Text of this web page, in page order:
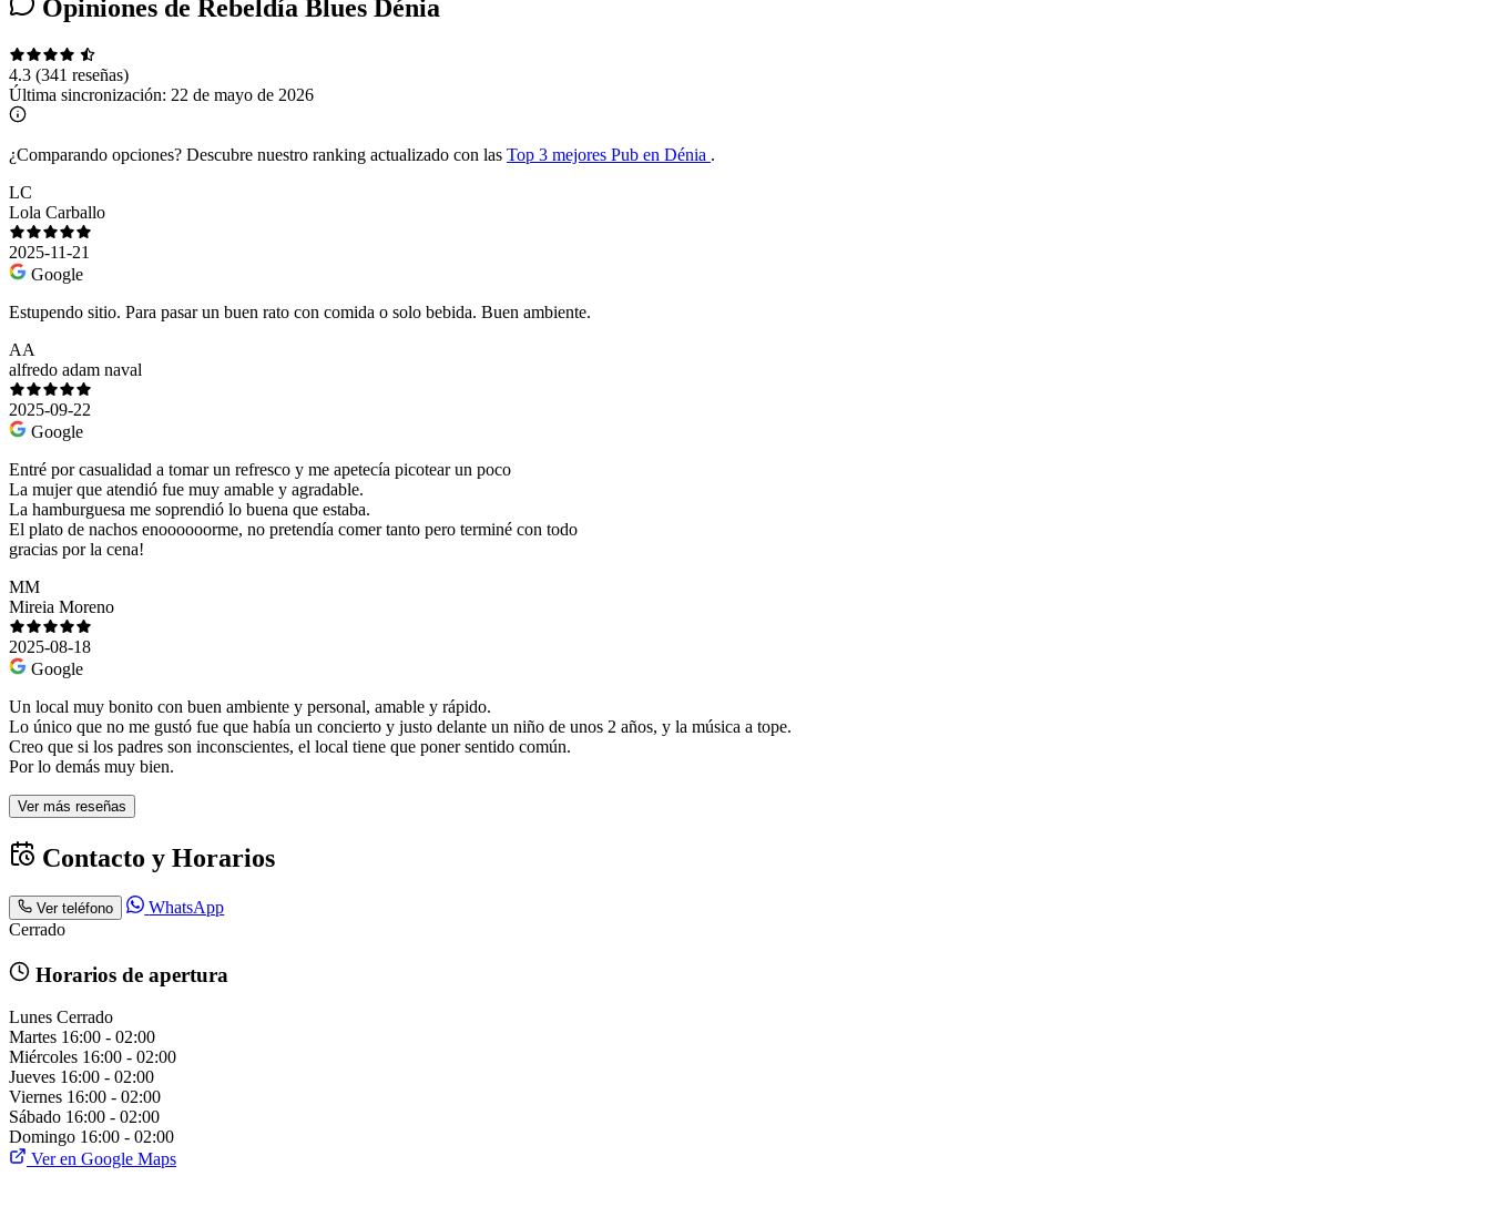
Opiniones de Rebeldía Blues Dénia
4.3 (341 reseñas)
Última sincronización: 22 de mayo de 2026
¿Comparando opciones? Descubre nuestro ranking actualizado con las Top 3 mejores Pub en Dénia .
LC
Lola Carballo
2025-11-21
Google
Estupendo sitio. Para pasar un buen rato con comida o solo bebida. Buen ambiente.
AA
alfredo adam naval
2025-09-22
Google
Entré por casualidad a tomar un refresco y me apetecía picotear un poco
La mujer que atendió fue muy amable y agradable.
La hamburguesa me soprendió lo buena que estaba.
El plato de nachos enoooooorme, no pretendía comer tanto pero terminé con todo
gracias por la cena!
MM
Mireia Moreno
2025-08-18
Google
Un local muy bonito con buen ambiente y personal, amable y rápido.
Lo único que no me gustó fue que había un concierto y justo delante un niño de unos 2 años, y la música a tope.
Creo que si los padres son inconscientes, el local tiene que poner sentido común.
Por lo demás muy bien.
Ver más reseñas
Contacto y Horarios
Ver teléfono
WhatsApp
Cerrado
Horarios de apertura
Lunes Cerrado
Martes 16:00 - 02:00
Miércoles 16:00 - 02:00
Jueves 16:00 - 02:00
Viernes 16:00 - 02:00
Sábado 16:00 - 02:00
Domingo 16:00 - 02:00
Ver en Google Maps